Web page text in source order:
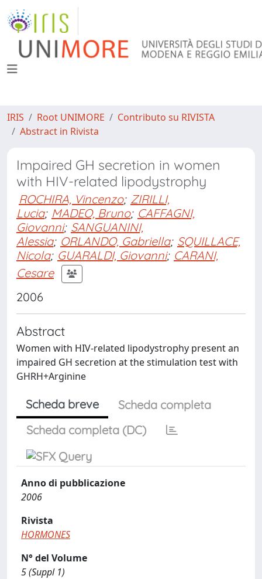
IRIS Root UNIMORE
Contributo su RIVISTA
Abstract in Rivista
Impaired GH secretion in women
with HIV-related lipodystrophy
ROCHIRA, Vincenzo; ZIRILLI,
Lucia; MADEO, Bruno; CAFFAGNI,
Giovanni; SANGUANINI,
Alessia; ORLANDO, Gabriella; SQUILLACE,
Nicola; GUARALDI, Giovanni; CARANI,
Cesare
2006
Abstract
Women with HIV-related lipodystrophy present an
impaired GH secretion at the stimulation test with
GHRH+Arginine
Scheda breve
Scheda completa
Scheda completa (DC)
Anno di pubblicazione
2006
Rivista
HORMONES
N° del Volume
5 (Suppl 1)